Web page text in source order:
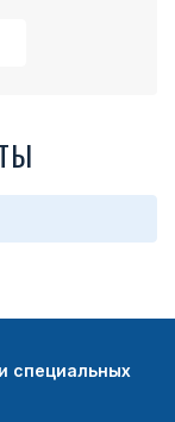
специальных